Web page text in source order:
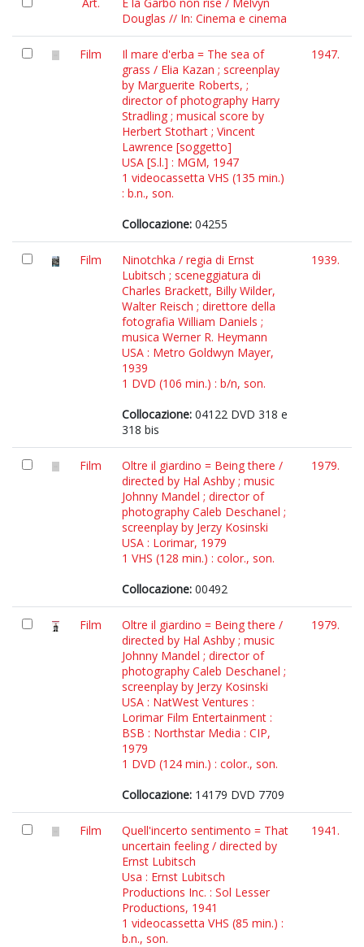
Douglas // In: Cinema e cinema
Film
Il mare d'erba = The sea of
grass / Elia Kazan ; screenplay
by Marguerite Roberts, ;
director of photography Harry
Stradling ; musical score by
Herbert Stothart ; Vincent
Lawrence [soggetto]
USA [S.l.] : MGM, 1947
1 videocassetta VHS (135 min.)
: b.n., son.
Collocazione: 04255
1947.
Film
Ninotchka / regia di Ernst
Lubitsch ; sceneggiatura di
Charles Brackett, Billy Wilder,
Walter Reisch ; direttore della
fotografia William Daniels ;
musica Werner R. Heymann
USA : Metro Goldwyn Mayer,
1939
1 DVD (106 min.) : b/n, son.
Collocazione: 04122 DVD 318 e
318 bis
1939.
Film
Oltre il giardino = Being there /
directed by Hal Ashby ; music
Johnny Mandel ; director of
photography Caleb Deschanel ;
screenplay by Jerzy Kosinski
USA : Lorimar, 1979
1 VHS (128 min.) : color., son.
Collocazione: 00492
1979.
Film
Oltre il giardino = Being there /
directed by Hal Ashby ; music
Johnny Mandel ; director of
photography Caleb Deschanel ;
screenplay by Jerzy Kosinski
USA : NatWest Ventures :
Lorimar Film Entertainment :
BSB : Northstar Media : CIP,
1979
1 DVD (124 min.) : color., son.
Collocazione: 14179 DVD 7709
1979.
Film
Quell'incerto sentimento = That
uncertain feeling / directed by
Ernst Lubitsch
Usa : Ernst Lubitsch
Productions Inc. : Sol Lesser
Productions, 1941
1 videocassetta VHS (85 min.) :
b.n., son.
1941.